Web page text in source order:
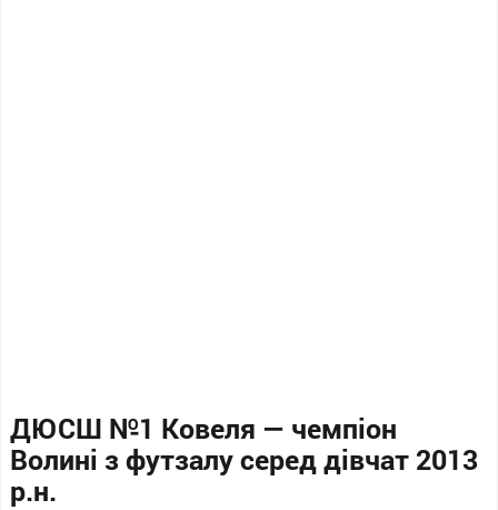
ДЮСШ №1 Ковеля — чемпіон
Волині з футзалу серед дівчат 2013
р.н.